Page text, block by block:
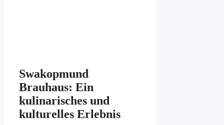
Swakopmund
Brauhaus: Ein
kulinarisches und
kulturelles Erlebnis